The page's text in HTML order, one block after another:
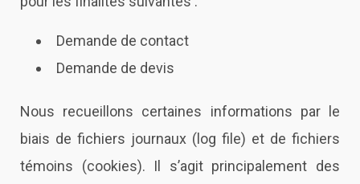
Demande de contact
Demande de devis
Nous recueillons certaines informations par le
biais de fichiers journaux (log file) et de fichiers
témoins (cookies). Il s’agit principalement des